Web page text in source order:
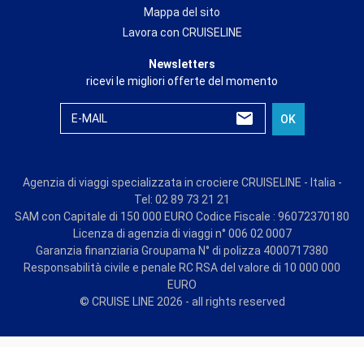
Mappa del sito
Lavora con CRUISELINE
Newsletters
ricevi le migliori offerte del momento
E-MAIL OK
Agenzia di viaggi specializzata in crociere CRUISELINE - Italia -
Tel: 02 89 73 21 21
SAM con Capitale di 150 000 EURO Codice Fiscale : 96072370180
Licenza di agenzia di viaggi n° 006 02 0007
Garanzia finanziaria Groupama N° di polizza 4000717380
Responsabilità civile e penale RC RSA del valore di 10 000 000
EURO
© CRUISE LINE 2026 - all rights reserved